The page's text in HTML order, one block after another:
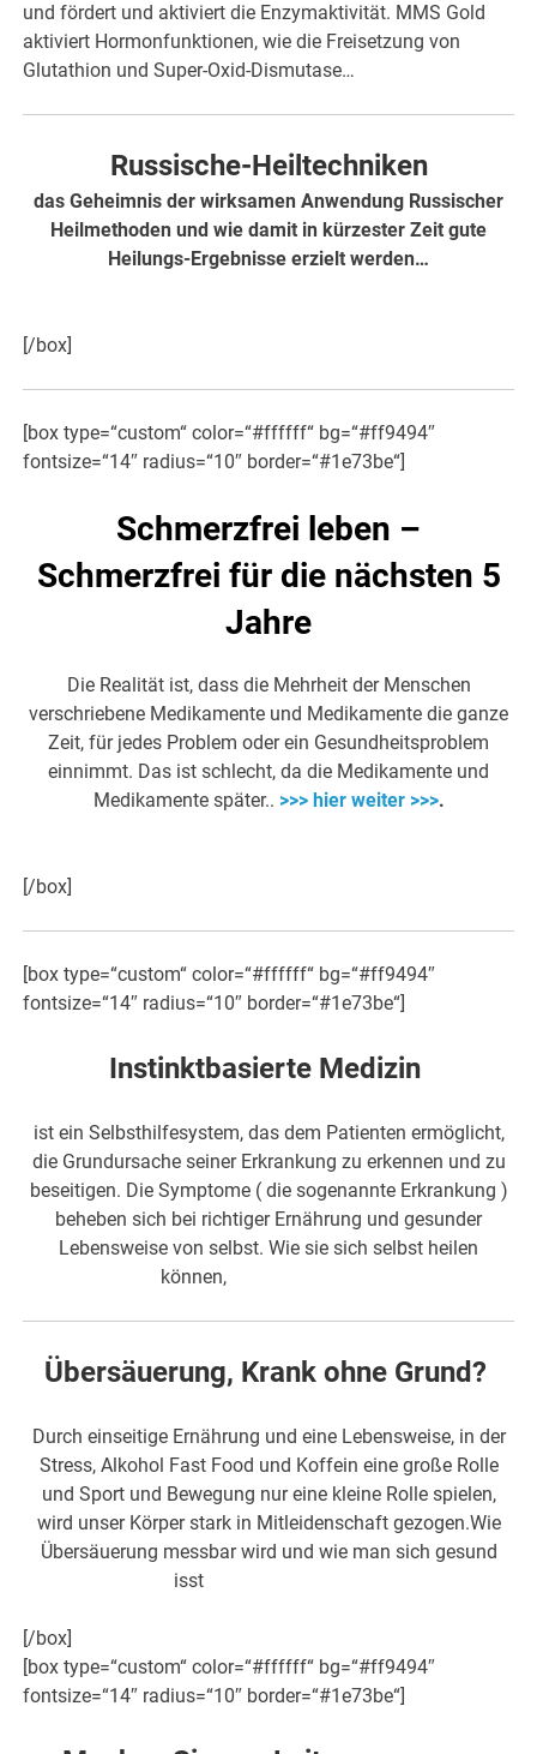
und fördert und aktiviert die Enzymaktivität. MMS Gold
aktiviert Hormonfunktionen, wie die Freisetzung von
Glutathion und Super-Oxid-Dismutase…
Russische-Heiltechniken
das Geheimnis der wirksamen Anwendung Russischer
Heilmethoden und wie damit in kürzester Zeit gute
Heilungs-Ergebnisse erzielt werden…
[/box]
[box type=“custom“ color=“#ffffff“ bg=“#ff9494″
fontsize=“14″ radius=“10″ border=“#1e73be“]
Schmerzfrei leben –
Schmerzfrei für die nächsten 5
Jahre
Die Realität ist, dass die Mehrheit der Menschen
verschriebene Medikamente und Medikamente die ganze
Zeit, für jedes Problem oder ein Gesundheitsproblem
einnimmt. Das ist schlecht, da die Medikamente und
Medikamente später.. >>> hier weiter >>>.
[/box]
[box type=“custom“ color=“#ffffff“ bg=“#ff9494″
fontsize=“14″ radius=“10″ border=“#1e73be“]
Instinktbasierte Medizin
ist ein Selbsthilfesystem, das dem Patienten ermöglicht,
die Grundursache seiner Erkrankung zu erkennen und zu
beseitigen. Die Symptome ( die sogenannte Erkrankung )
beheben sich bei richtiger Ernährung und gesunder
Lebensweise von selbst. Wie sie sich selbst heilen
können,
Übersäuerung, Krank ohne Grund?
Durch einseitige Ernährung und eine Lebensweise, in der
Stress, Alkohol Fast Food und Koffein eine große Rolle
und Sport und Bewegung nur eine kleine Rolle spielen,
wird unser Körper stark in Mitleidenschaft gezogen.Wie
Übersäuerung messbar wird und wie man sich gesund
isst
[/box]
[box type=“custom“ color=“#ffffff“ bg=“#ff9494″
fontsize=“14″ radius=“10″ border=“#1e73be“]